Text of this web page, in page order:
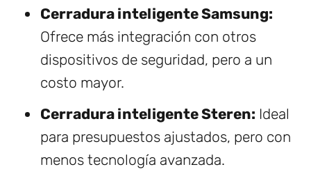
Cerradura inteligente Samsung:
Ofrece más integración con otros
dispositivos de seguridad, pero a un
costo mayor.
Cerradura inteligente Steren: Ideal
para presupuestos ajustados, pero con
menos tecnología avanzada.